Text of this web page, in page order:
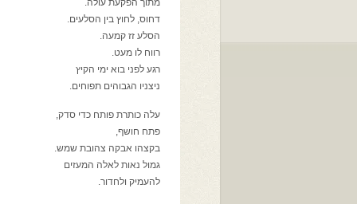
מתוך הפקעת עולה.
דחוס, לחוץ בין הסלעים.
הסלע זז קמעה.
רווח לו מעט.
רגע לפני בוא ימי הקיץ
ניצניו הגבוהים תפוחים.
עלה כותרת פותח כדי סדק,
פתח חושף,
בקצהו אבקה צהובת שמש.
גמול נאות לאלה המעזים
להעמיק ולחדור.